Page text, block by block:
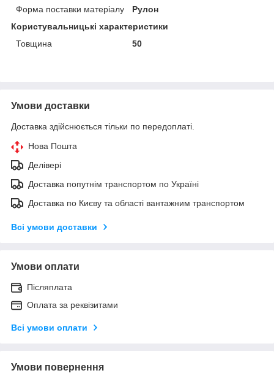
Форма поставки матеріалу
Рулон
Користувальницькі характеристики
Товщина
50
Умови доставки
Доставка здійснюється тільки по передоплаті.
Нова Пошта
Делівері
Доставка попутнім транспортом по Україні
Доставка по Києву та області вантажним транспортом
Всі умови доставки
Умови оплати
Післяплата
Оплата за реквізитами
Всі умови оплати
Умови повернення